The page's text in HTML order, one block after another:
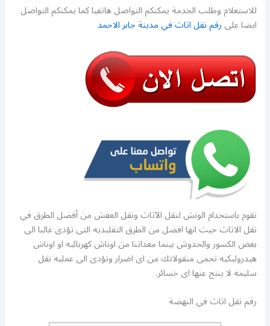
للاستعلام وطلب الخدمة يمكنكم التواصل هاتفيا كما يمكنكم التواصل
ايضا علىرقم نقل اثاث في مدينة جابر الاحمد
نقوم باستخدام الونش لنقل الآثاث ونقل العفش من أفضل الطرق في
نقل الاثاث حيث انها افضل من الطرق التقليديه التى تؤدى غالبا الى
بعض الكسور والخدوش بينما معداتنا من اوناش كهربائيه او اوناش
هيدروليكيه تحمى منقولاتك من اى اضرار وتؤدى الى عمليه نقل
سليمه لا ينتج عنها اى خسائر.
رقم نقل اثاث في النهضة